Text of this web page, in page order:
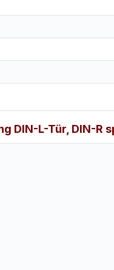
DIN-L-Tür, DIN-R